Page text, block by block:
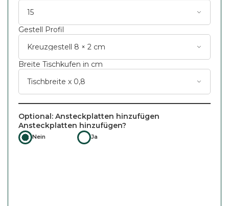
Gestell Profil
Breite Tischkufen in cm
Optional: Ansteckplatten hinzufügen
Ansteckplatten hinzufügen?
Nein Ja